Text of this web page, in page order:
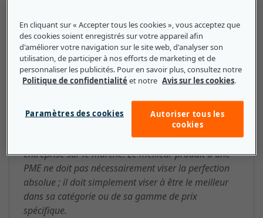
excellent dans sa catégorie : ce
que les petites et moyennes
entreprises doivent savoir
Une PME peut viser à fournir le meilleur matériel ou
logiciel de sa catégorie sans avoir besoin d'égaler les
performances du meilleur produit d'une grande
entreprise sur le marché. Le meilleur produit d'une
PME ne doit pas nécessairement viser la perfection
absolue ; il doit simplement viser à être le meilleur
dans sa catégorie ou de sa gamme de prix
spécifique.
En cliquant sur « Accepter tous les cookies », vous acceptez que
des cookies soient enregistrés sur votre appareil afin
d'améliorer votre navigation sur le site web, d'analyser son
utilisation, de participer à nos efforts de marketing et de
personnaliser les publicités. Pour en savoir plus, consultez notre
Politique de confidentialité et notre Avis sur les cookies.
Autoriser tous les
cookies
Paramètres des cookies